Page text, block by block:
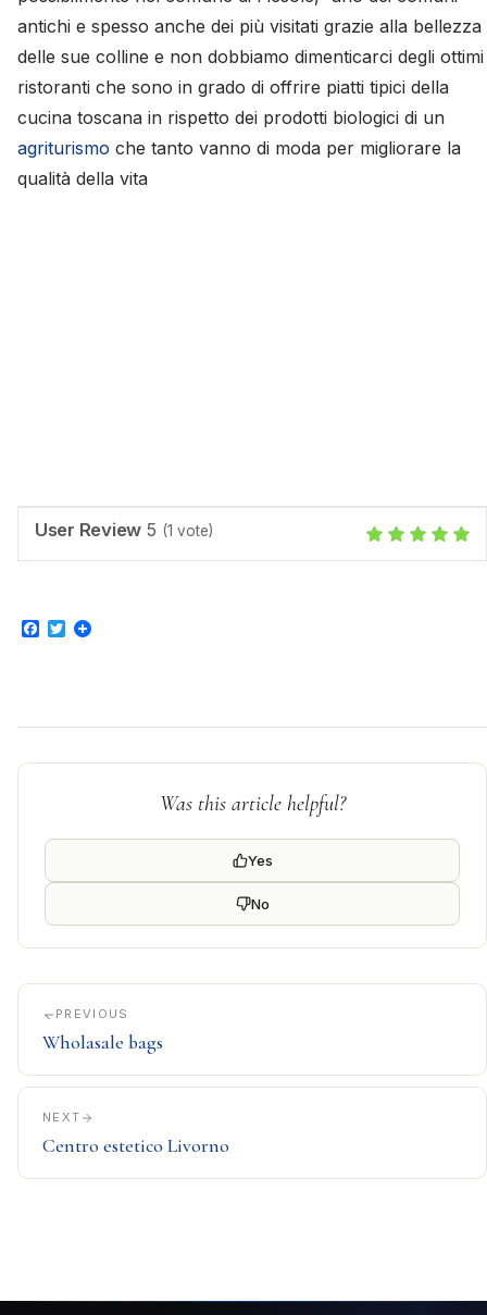
antichi e spesso anche dei più visitati grazie alla bellezza
delle sue colline e non dobbiamo dimenticarci degli ottimi
ristoranti che sono in grado di offrire piatti tipici della
cucina toscana in rispetto dei prodotti biologici di un
agriturismo che tanto vanno di moda per migliorare la
qualità della vita
User Review 5 (1 vote)
Facebook
Twitter
Was this article helpful?
Yes
No
PREVIOUS
Wholasale bags
NEXT
Centro estetico Livorno